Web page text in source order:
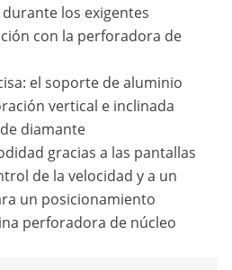
los exigentes
con la perforadora de
el soporte de aluminio
vertical e inclinada
diamante
gracias a las pantallas
de la velocidad y a un
un posicionamiento
perforadora de núcleo